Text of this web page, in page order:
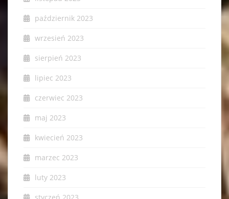
październik 2023
wrzesień 2023
sierpień 2023
lipiec 2023
czerwiec 2023
maj 2023
kwiecień 2023
marzec 2023
luty 2023
styczeń 2023